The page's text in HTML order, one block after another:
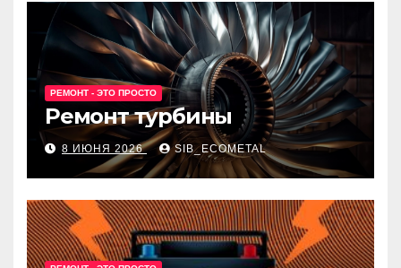
РЕМОНТ - ЭТО ПРОСТО
Ремонт турбины
8 ИЮНЯ 2026 SIB_ECOMETAL